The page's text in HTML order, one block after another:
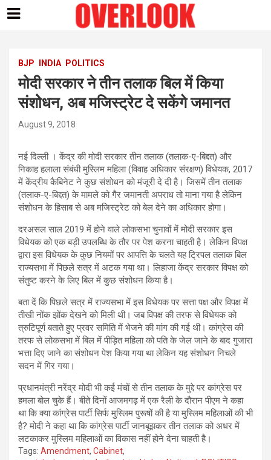
content
BJP INDIA POLITICS
मोदी सरकार ने तीन तलाक बिल में किया
संशोेधन, अब मजिस्ट्रेट दे सकेंगे जमानत
August 9, 2018
नई दिल्ली । केंद्र की मोदी सरकार तीन तलाक (तलाक-ए-बिद्दत) और
निकाह हलाला संबंधी मुस्लिम महिला (विवाह अधिकार संरक्षण) विधेयक, 2017
में केंद्रीय कैबिनेट ने कुछ संशोधन को मंजूरी दे दी है। जिसमें तीन तलाक
(तलाक-ए-बिद्दत) के मामले को गैर जमानती अपराध तो माना गया है लेकिन
संशोधन के हिसाब से अब मजिस्ट्रेट को बेल देने का अधिकार होगा।
दरअसल साल 2019 में होने वाले लोकसभा चुनावों में मोदी सरकार इस
विधेयक को एक बड़ी उपलब्धि के तौर पर पेश करना चाहती है। लेकिन विपक्ष
द्वारा इस विधेयक के कुछ नियमों पर आपत्ति के चलते यह ट्रिपल तलाक बिल
राज्यसभा में पिछले सत्र में अटक गया था। लिहाजा केंद्र सरकार विपक्ष को
संतुष्ट करने के लिए बिल में कुछ संशोधन किया है।
बता दें कि पिछले सत्र में राज्यसभा में इस विधेयक पर सत्ता पक्ष और विपक्ष में
तीखी नोंक झोंक देखने को मिली थी। जब विपक्ष की तरफ से विधेयक को
त्रुटिपूर्ण बताते हुए प्रवर समिति में भेजने की मांग की गई थी। कांग्रेस की
तरफ से लोकसभा में बिल में पीड़ित महिला को पति के जेल जाने के बाद गुजारा
भत्ता दिए जाने का संशोधन पेश किया गया था लेकिन यह संशोधन निचले
सदन में गिर गया।
प्रधानमंत्री नरेंद्र मोदी भी कई मंचों से तीन तलाक के मुद्दे पर कांग्रेस पर
हमला बोल चुके हैं। बीते दिनों आजमगढ़ में एक रैली के दौरान पीएम ने कहा
था कि क्या कांग्रेस पार्टी सिर्फ मुस्लिम पुरूषों की है या मुस्लिम महिलाओं की भी
है? मोदी ने कहा था कि कांग्रेस पार्टी जानबूझकर तीन तलाक को अधर में
लटकाकर मुस्लिम महिलाओं का विकास नहीं होने देना चाहती है।
Tags: Amendment, Cabinet,